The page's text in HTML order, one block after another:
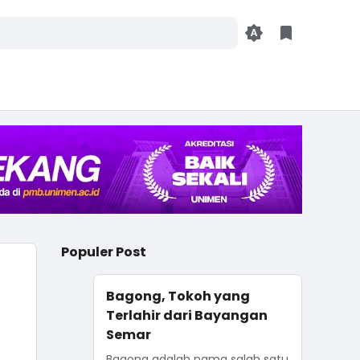
Populer Post
Bagong, Tokoh yang
Terlahir dari Bayangan
Semar